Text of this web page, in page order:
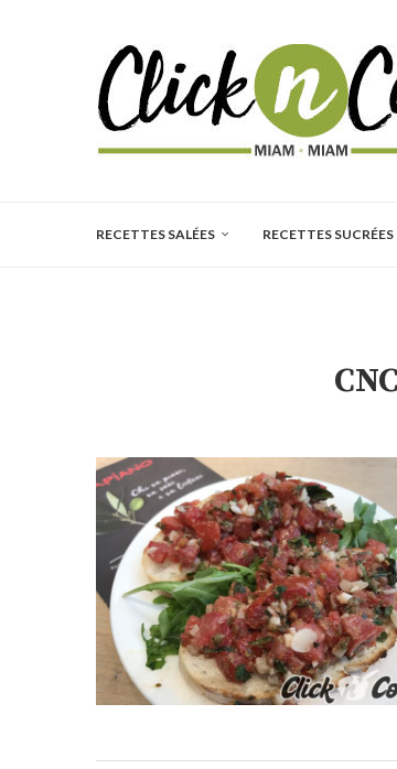
RECETTES SALÉES RECETTES SUCRÉES